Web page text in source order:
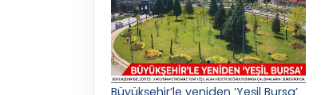
Büyükşehir’le yeniden ‘Yeşil Bursa’